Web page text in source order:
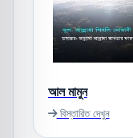
আল মামুন
বিস্তারিত দেখুন